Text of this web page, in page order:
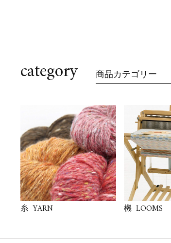
category 商品カテゴリー
糸 YARN 機 LOOMS